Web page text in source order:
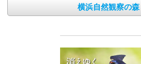
横浜自然観察の森